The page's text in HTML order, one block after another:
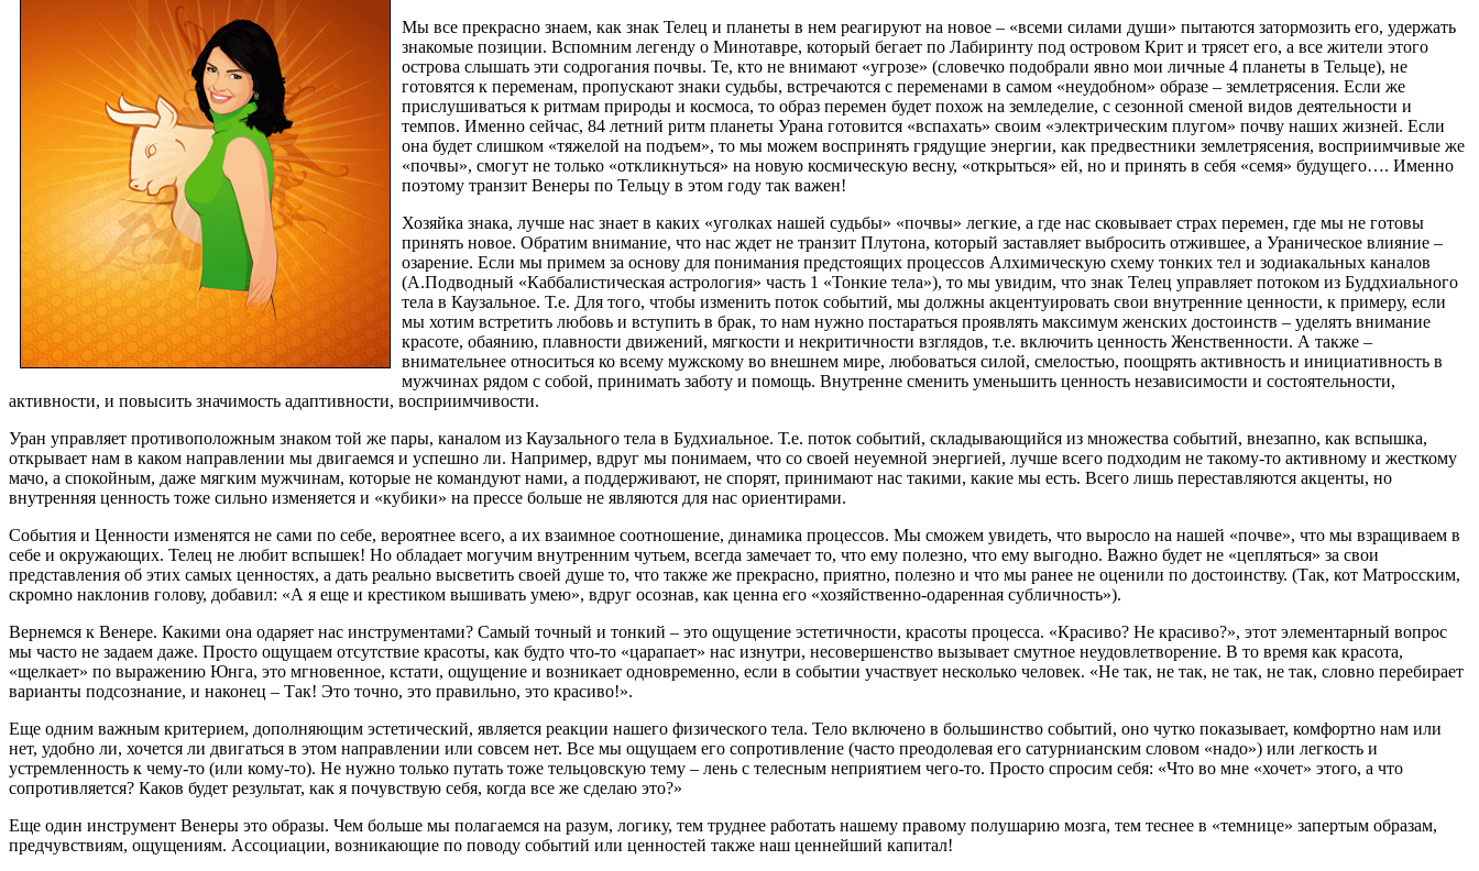
Мы все прекрасно знаем, как знак Телец и планеты в нем реагируют на новое – «всеми силами души» пытаются затормозить его, удержать
знакомые позиции. Вспомним легенду о Минотавре, который бегает по Лабиринту под островом Крит и трясет его, а все жители этого
острова слышать эти содрогания почвы. Те, кто не внимают «угрозе» (словечко подобрали явно мои личные 4 планеты в Тельце), не
готовятся к переменам, пропускают знаки судьбы, встречаются с переменами в самом «неудобном» образе – землетрясения. Если же
прислушиваться к ритмам природы и космоса, то образ перемен будет похож на земледелие, с сезонной сменой видов деятельности и
темпов. Именно сейчас, 84 летний ритм планеты Урана готовится «вспахать» своим «электрическим плугом» почву наших жизней. Если
она будет слишком «тяжелой на подъем», то мы можем воспринять грядущие энергии, как предвестники землетрясения, восприимчивые же
«почвы», смогут не только «откликнуться» на новую космическую весну, «открыться» ей, но и принять в себя «семя» будущего…. Именно
поэтому транзит Венеры по Тельцу в этом году так важен!
Хозяйка знака, лучше нас знает в каких «уголках нашей судьбы» «почвы» легкие, а где нас сковывает страх перемен, где мы не готовы
принять новое. Обратим внимание, что нас ждет не транзит Плутона, который заставляет выбросить отжившее, а Ураническое влияние –
озарение. Если мы примем за основу для понимания предстоящих процессов Алхимическую схему тонких тел и зодиакальных каналов
(А.Подводный «Каббалистическая астрология» часть 1 «Тонкие тела»), то мы увидим, что знак Телец управляет потоком из Буддхиального
тела в Каузальное. Т.е. Для того, чтобы изменить поток событий, мы должны акцентуировать свои внутренние ценности, к примеру, если
мы хотим встретить любовь и вступить в брак, то нам нужно постараться проявлять максимум женских достоинств – уделять внимание
красоте, обаянию, плавности движений, мягкости и некритичности взглядов, т.е. включить ценность Женственности. А также –
внимательнее относиться ко всему мужскому во внешнем мире, любоваться силой, смелостью, поощрять активность и инициативность в
мужчинах рядом с собой, принимать заботу и помощь. Внутренне сменить уменьшить ценность независимости и состоятельности,
активности, и повысить значимость адаптивности, восприимчивости.
Уран управляет противоположным знаком той же пары, каналом из Каузального тела в Будхиальное. Т.е. поток событий, складывающийся из множества событий, внезапно, как вспышка,
открывает нам в каком направлении мы двигаемся и успешно ли. Например, вдруг мы понимаем, что со своей неуемной энергией, лучше всего подходим не такому-то активному и жесткому
мачо, а спокойным, даже мягким мужчинам, которые не командуют нами, а поддерживают, не спорят, принимают нас такими, какие мы есть. Всего лишь переставляются акценты, но
внутренняя ценность тоже сильно изменяется и «кубики» на прессе больше не являются для нас ориентирами.
События и Ценности изменятся не сами по себе, вероятнее всего, а их взаимное соотношение, динамика процессов. Мы сможем увидеть, что выросло на нашей «почве», что мы взращиваем в
себе и окружающих. Телец не любит вспышек! Но обладает могучим внутренним чутьем, всегда замечает то, что ему полезно, что ему выгодно. Важно будет не «цепляться» за свои
представления об этих самых ценностях, а дать реально высветить своей душе то, что также же прекрасно, приятно, полезно и что мы ранее не оценили по достоинству. (Так, кот Матросским,
скромно наклонив голову, добавил: «А я еще и крестиком вышивать умею», вдруг осознав, как ценна его «хозяйственно-одаренная субличность»).
Вернемся к Венере. Какими она одаряет нас инструментами? Самый точный и тонкий – это ощущение эстетичности, красоты процесса. «Красиво? Не красиво?», этот элементарный вопрос
мы часто не задаем даже. Просто ощущаем отсутствие красоты, как будто что-то «царапает» нас изнутри, несовершенство вызывает смутное неудовлетворение. В то время как красота,
«щелкает» по выражению Юнга, это мгновенное, кстати, ощущение и возникает одновременно, если в событии участвует несколько человек. «Не так, не так, не так, не так, словно перебирает
варианты подсознание, и наконец – Так! Это точно, это правильно, это красиво!».
Еще одним важным критерием, дополняющим эстетический, является реакции нашего физического тела. Тело включено в большинство событий, оно чутко показывает, комфортно нам или
нет, удобно ли, хочется ли двигаться в этом направлении или совсем нет. Все мы ощущаем его сопротивление (часто преодолевая его сатурнианским словом «надо») или легкость и
устремленность к чему-то (или кому-то). Не нужно только путать тоже тельцовскую тему – лень с телесным неприятием чего-то. Просто спросим себя: «Что во мне «хочет» этого, а что
сопротивляется? Каков будет результат, как я почувствую себя, когда все же сделаю это?»
Еще один инструмент Венеры это образы. Чем больше мы полагаемся на разум, логику, тем труднее работать нашему правому полушарию мозга, тем теснее в «темнице» запертым образам,
предчувствиям, ощущениям. Ассоциации, возникающие по поводу событий или ценностей также наш ценнейший капитал!